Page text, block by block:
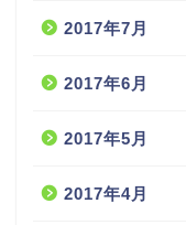
2017年7月
2017年6月
2017年5月
2017年4月